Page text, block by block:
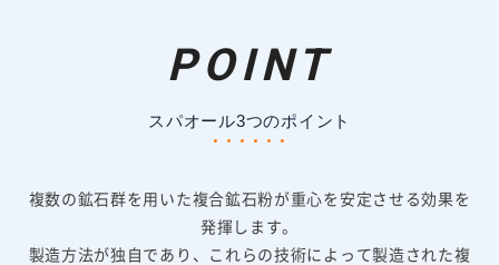
POINT
スパオール3つのポイント
複数の鉱石群を用いた複合鉱石粉が重心を安定させる効果を
発揮します。
製造方法が独自であり、これらの技術によって製造された複